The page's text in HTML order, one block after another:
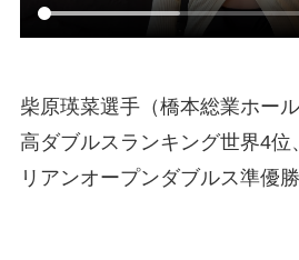
柴原瑛菜選手（橋本総業ホー
高ダブルスランキング世界4位
リアンオープンダブルス準優勝